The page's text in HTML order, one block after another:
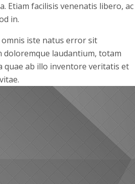
Etiam facilisis venenatis libero, ac
in.
iste natus error sit
doloremque laudantium, totam
quae ab illo inventore veritatis et